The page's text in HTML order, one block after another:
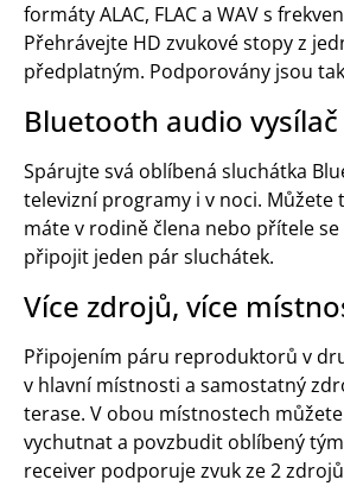
formáty ALAC, FLAC a WAV s
Přehrávejte HD zvukové stopy z
předplatným. Podporovány jsou
Bluetooth audio vysílač
Spárujte svá oblíbená sluchátka
televizní programy i v noci.
máte v rodině člena nebo přítele
připojit jeden pár sluchátek.
Více zdrojů, více
Připojením páru reproduktorů v
v hlavní místnosti a samostatný
terase. V obou místnostech
vychutnat a povzbudit oblíbený
receiver podporuje zvuk ze 2